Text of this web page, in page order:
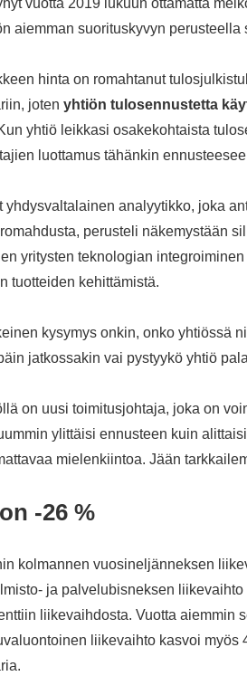
vuotta 2019 lukuun ottamatta
aiemman suorituskyvyn
hinta on romahtanut
joten yhtiön tulosennustetta
yhtiö leikkasi osakekohtaista
luottamus tähänkin
yhdysvaltalainen analyytikko, joka
perusteli näkemystään
yritysten teknologian
tuotteiden kehittämistä.
kysymys onkin, onko yhtiössä
jatkossakin vai pystyykö yhtiö
on uusi toimitusjohtaja, joka on
ylittäisi ennusteen kuin
mielenkiintoa. Jään
-26 %
kolmannen vuosineljänneksen
ja palvelubisneksen
liikevaihdosta. Vuotta aiemmin
liikevaihto kasvoi